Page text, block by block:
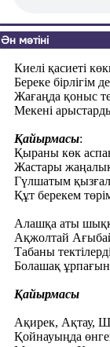
Ән мәтіні
Киелі қасиеті
Береке бірлігім
Жағаңда қоныс
Мекені
Қайырмасы:
Қыраны көк
Жастары
Гүлшатым
Құт берекем
Алашқа аты
Ақжолтай
Табаны
Болашақ
Қайырмасы
Ақирек, Ақтау,
Қойнауыңда